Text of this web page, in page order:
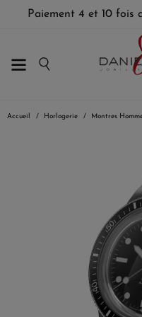
Paiement 4 et 10 fois
Accueil Horlogerie Montres